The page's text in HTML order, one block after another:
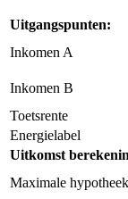
Uitgangspunten:
Inkomen A
Inkomen B
Toetsrente
Energielabel
Uitkomst
Maximale